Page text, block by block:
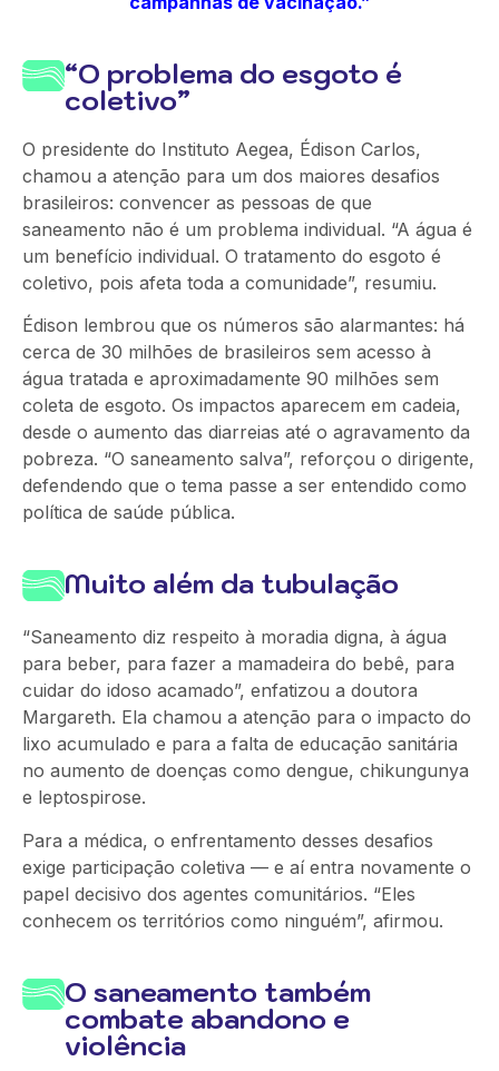
“O problema do esgoto é
coletivo”
O presidente do Instituto Aegea, Édison Carlos,
chamou a atenção para um dos maiores desafios
brasileiros: convencer as pessoas de que
saneamento não é um problema individual. “A água é
um benefício individual. O tratamento do esgoto é
coletivo, pois afeta toda a comunidade”, resumiu.
Édison lembrou que os números são alarmantes: há
cerca de 30 milhões de brasileiros sem acesso à
água tratada e aproximadamente 90 milhões sem
coleta de esgoto. Os impactos aparecem em cadeia,
desde o aumento das diarreias até o agravamento da
pobreza. “O saneamento salva”, reforçou o dirigente,
defendendo que o tema passe a ser entendido como
política de saúde pública.
Muito além da tubulação
“Saneamento diz respeito à moradia digna, à água
para beber, para fazer a mamadeira do bebê, para
cuidar do idoso acamado”, enfatizou a doutora
Margareth. Ela chamou a atenção para o impacto do
lixo acumulado e para a falta de educação sanitária
no aumento de doenças como dengue, chikungunya
e leptospirose.
Para a médica, o enfrentamento desses desafios
exige participação coletiva — e aí entra novamente o
papel decisivo dos agentes comunitários. “Eles
conhecem os territórios como ninguém”, afirmou.
O saneamento também
combate abandono e
violência